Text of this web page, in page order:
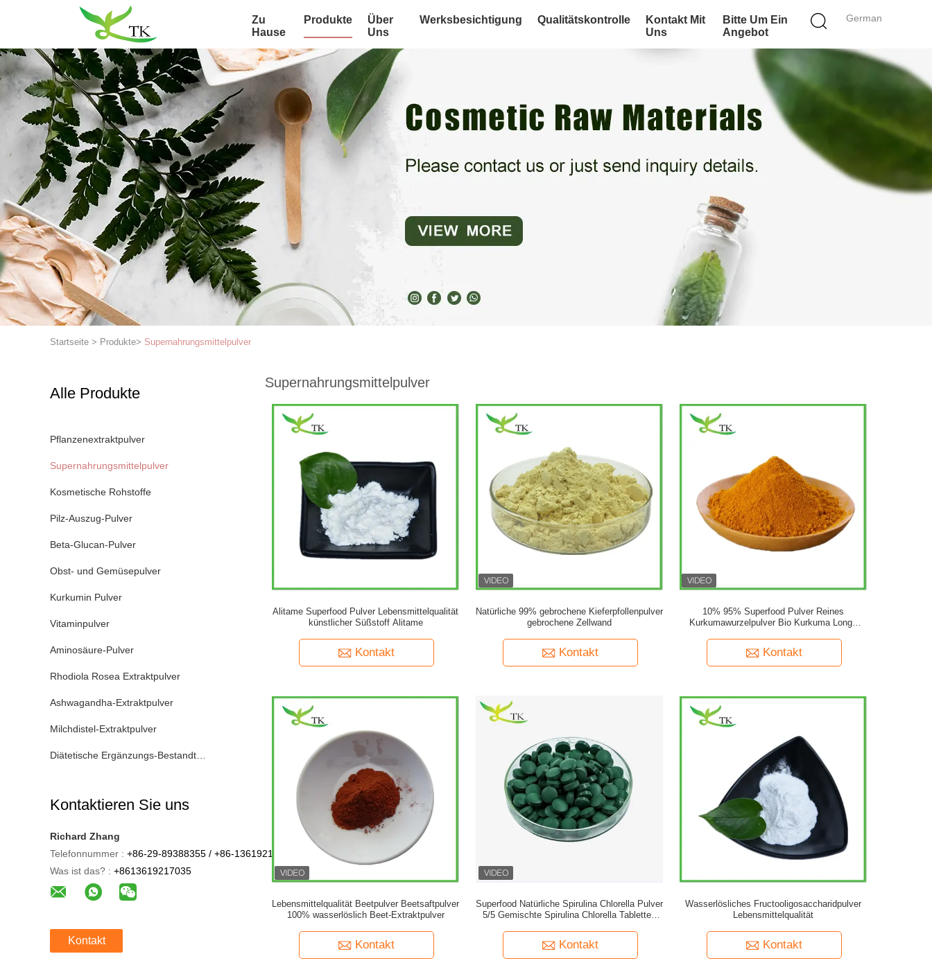
German
Zu
Hause
Produkte
Über
Uns
Werksbesichtigung Qualitätskontrolle
Kontakt Mit
Uns
Bitte Um Ein
Angebot
Startseite > Produkte> Supernahrungsmittelpulver
Alle Produkte
Pflanzenextraktpulver
Supernahrungsmittelpulver
Kosmetische Rohstoffe
Pilz-Auszug-Pulver
Beta-Glucan-Pulver
Obst- und Gemüsepulver
Kurkumin Pulver
Vitaminpulver
Aminosäure-Pulver
Rhodiola Rosea Extraktpulver
Ashwagandha-Extraktpulver
Milchdistel-Extraktpulver
Diätetische Ergänzungs-Bestandteile
Kontaktieren Sie uns
Richard Zhang
Telefonnummer : +86-29-89388355 / +86-13619217035
Was ist das? : +8613619217035
Kontakt
Supernahrungsmittelpulver
Alitame Superfood Pulver Lebensmittelqualität
künstlicher Süßstoff Alitame
Kontakt
Natürliche 99% gebrochene Kieferpfollenpulver
gebrochene Zellwand
Kontakt
10% 95% Superfood Pulver Reines
Kurkumawurzelpulver Bio Kurkuma Longa
Kontakt
Lebensmittelqualität Beetpulver Beetsaftpulver
100% wasserlöslich Beet-Extraktpulver
Kontakt
Superfood Natürliche Spirulina Chlorella Pulver
5/5 Gemischte Spirulina Chlorella Tabletten
Kontakt
Wasserlösliches Fructooligosaccharidpulver
Lebensmittelqualität
Kontakt